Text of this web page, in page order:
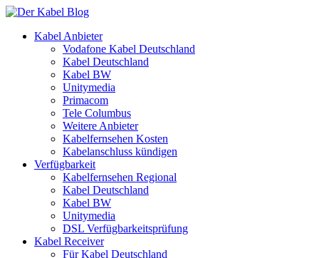
Kabel Anbieter
Vodafone Kabel Deutschland
Kabel Deutschland
Kabel BW
Unitymedia
Primacom
Tele Columbus
Weitere Anbieter
Kabelfernsehen Kosten
Kabelanschluss kündigen
Verfügbarkeit
Kabelfernsehen Regional
Kabel Deutschland
Kabel BW
Unitymedia
DSL Verfügbarkeitsprüfung
Kabel Receiver
Für Kabel Deutschland